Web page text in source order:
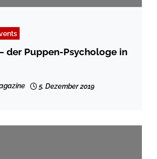
der Puppen-Psychologe in
5. Dezember 2019